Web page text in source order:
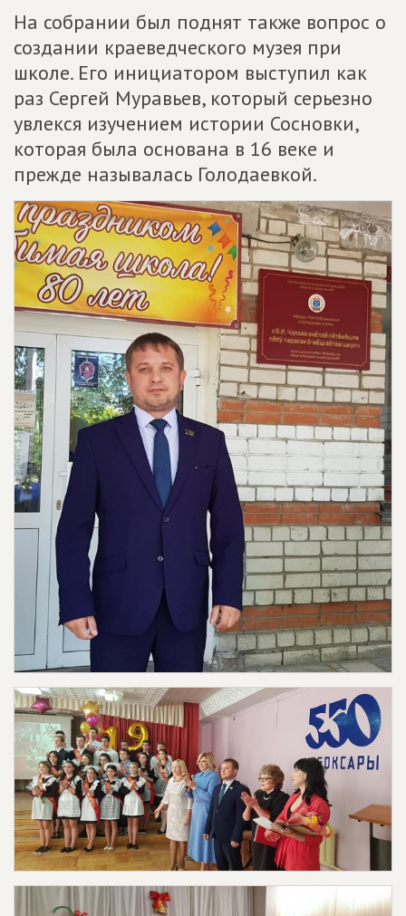
На собрании был поднят также вопрос о
создании краеведческого музея при
школе. Его инициатором выступил как
раз Сергей Муравьев, который серьезно
увлекся изучением истории Сосновки,
которая была основана в 16 веке и
прежде называлась Голодаевкой.